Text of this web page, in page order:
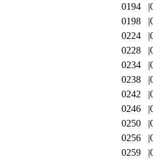
0194
0198
0224
0228
0234
0238
0242
0246
0250
0256
0259